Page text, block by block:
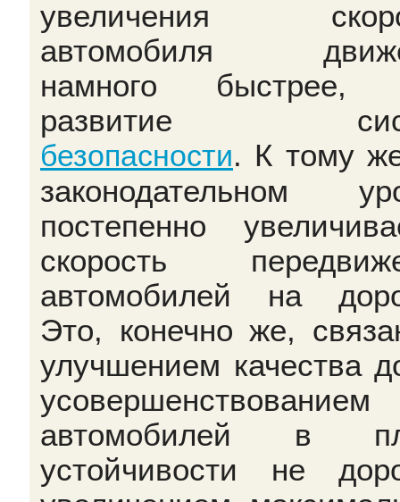
увеличения
автомобиля
намного быстрее,
развитие
безопасности. К тому
законодательном
постепенно
скорость
автомобилей на
Это, конечно же,
улучшением качества
усовершенствованием
автомобилей в
устойчивости не